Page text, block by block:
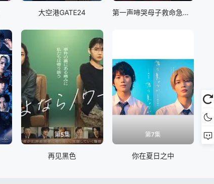
大空港GATE24 第一声啼哭母子救命急救班
第5集
再见黑色
第7集
你在夏日之中